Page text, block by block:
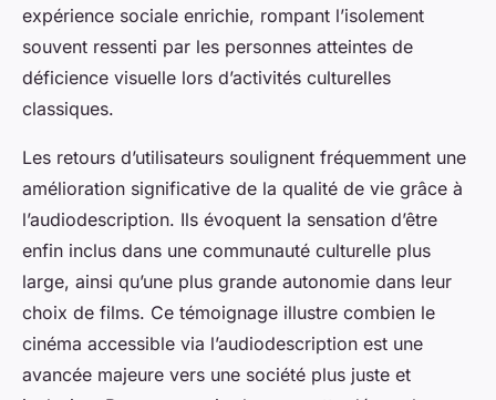
expérience sociale enrichie, rompant l’isolement
souvent ressenti par les personnes atteintes de
déficience visuelle lors d’activités culturelles
classiques.
Les retours d’utilisateurs soulignent fréquemment une
amélioration significative de la qualité de vie grâce à
l’audiodescription. Ils évoquent la sensation d’être
enfin inclus dans une communauté culturelle plus
large, ainsi qu’une plus grande autonomie dans leur
choix de films. Ce témoignage illustre combien le
cinéma accessible via l’audiodescription est une
avancée majeure vers une société plus juste et